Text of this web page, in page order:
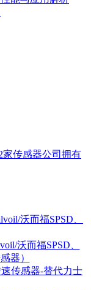
家传感器公司拥有
沃而福SPSD、
器）